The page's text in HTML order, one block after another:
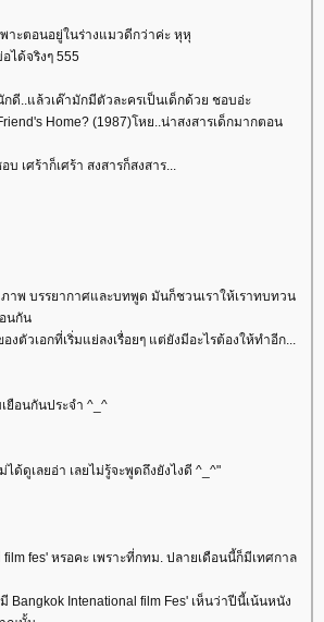
าะตอนอยู่ในร่างแมวดีกว่าค่ะ หุหุ
ได้จริงๆ 555
ดี..แล้วเค๊ามักมีตัวละครเป็นเด็กด้วย ชอบอ่ะ
Home? (1987)โหย..น่าสงสารเด็กมากตอน
เศร้าก็เศร้า สงสารก็สงสาร...
าพ บรรยากาศและบทพูด มันก็ชวนเราให้เราทบทวน
นกัน
ตัวเอกที่เริ่มแย่ลงเรื่อยๆ แต่ยังมีอะไรต้องให้ทำอีก...
ยือนกันประจำ ^_^
ได้ดูเลยอ่า เลยไม่รู้จะพูดถึงยังไงดี ^_^"
fes' หรอคะ เพราะที่กทม. ปลายเดือนนี้ก็มีเทศกาล
Bangkok Intenational film Fes' เห็นว่าปีนี้เน้นหนัง